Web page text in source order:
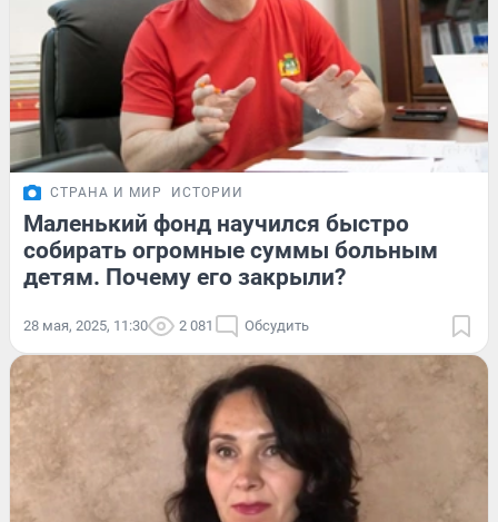
СТРАНА И МИР ИСТОРИИ
Маленький фонд научился быстро
собирать огромные суммы больным
детям. Почему его закрыли?
28 мая, 2025, 11:30 2 081 Обсудить